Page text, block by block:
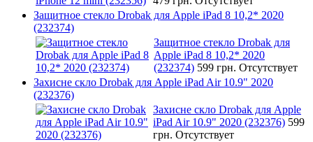
Защитное стекло Drobak для Apple iPad 8 10,2* 2020
(232374)
Защитное стекло Drobak для
Apple iPad 8 10,2* 2020
(232374) 599 грн. Отсутствует
Захисне скло Drobak для Apple iPad Air 10.9" 2020
(232376)
Захисне скло Drobak для Apple
iPad Air 10.9" 2020 (232376) 599
грн. Отсутствует